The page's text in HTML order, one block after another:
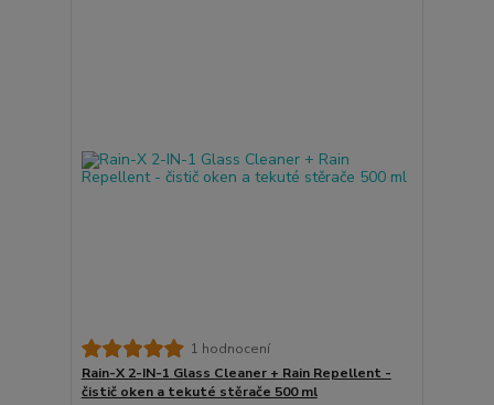
1 hodnocení
Rain-X 2-IN-1 Glass Cleaner + Rain Repellent -
čistič oken a tekuté stěrače 500 ml